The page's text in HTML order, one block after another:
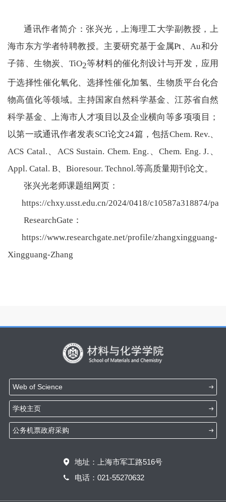
通讯作者简介：张兴光 ，上海理工大学副教授，上
海市东方学者特聘教授。主要研究基于金属Pt、 Au和分
子筛、生物炭、 TiO2等材料的催化剂设计与开发，应用
于选择性催化氧化、选择性催化加氢、生物质平台化合
物高值化等领域。主持国家自然科学基金、江苏省自然
科学基金、上海市人才项目以及企业横向等多项项目；
以第一或通讯作者发表SCI论文24篇，包括Chem. Rev.、
ACS Catal. 、 ACS Sustain. Chem. Eng. 、Chem. Eng. J. 、
Appl. Catal. B、 Bioresour. Technol.等高质量期刊论文。
张兴光老师课题组网页 ：
https://chxy.usst.edu.cn/2024/0418/c10587a318874/
ResearchGate ：
https://www.researchgate.net/profile/zhangxingguang-
Xingguang-Zhang
Web of Science
学校主页
公务机票政府采购
地址：上海市军工路516号
电话：021-55270632